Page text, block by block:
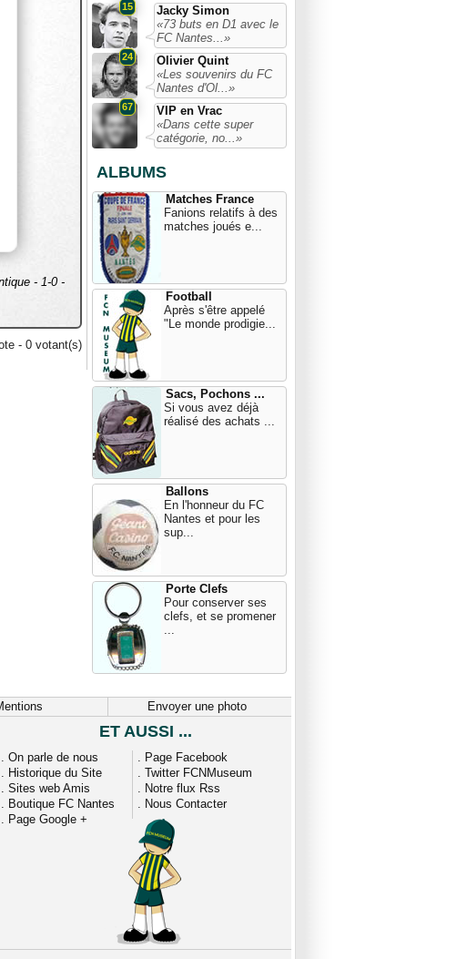
- 1-0 -
- 0 votant(s)
15
Jacky Simon
«73 buts en D1 avec le
FC Nantes...»
24
Olivier Quint
«Les souvenirs du FC
Nantes d'Ol...»
67
VIP en Vrac
«Dans cette super
catégorie, no...»
ALBUMS
Matches France
Fanions relatifs à des
matches joués e...
Football
Après s'être appelé
"Le monde prodigie...
Sacs, Pochons ...
Si vous avez déjà
réalisé des achats ...
Ballons
En l'honneur du FC
Nantes et pour les
sup...
Porte Clefs
Pour conserver ses
clefs, et se promener
...
Envoyer une photo
ET AUSSI ...
. On parle de nous
. Historique du Site
. Sites web Amis
. Boutique FC Nantes
. Page Google +
. Page Facebook
. Twitter FCNMuseum
. Notre flux Rss
. Nous Contacter